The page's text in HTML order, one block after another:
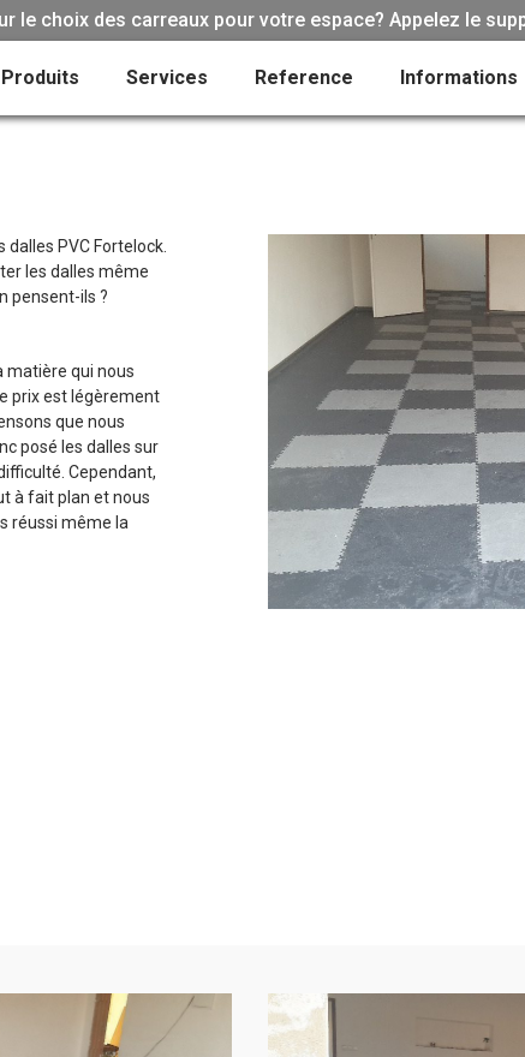
le choix des carreaux pour votre espace? Appelez le
Produits Services Reference Informations
PVC Fortelock.
les dalles même
pensent-ils ?
matière qui nous
prix est légèrement
que nous
posé les dalles sur
Cependant,
à fait plan et nous
réussi même la